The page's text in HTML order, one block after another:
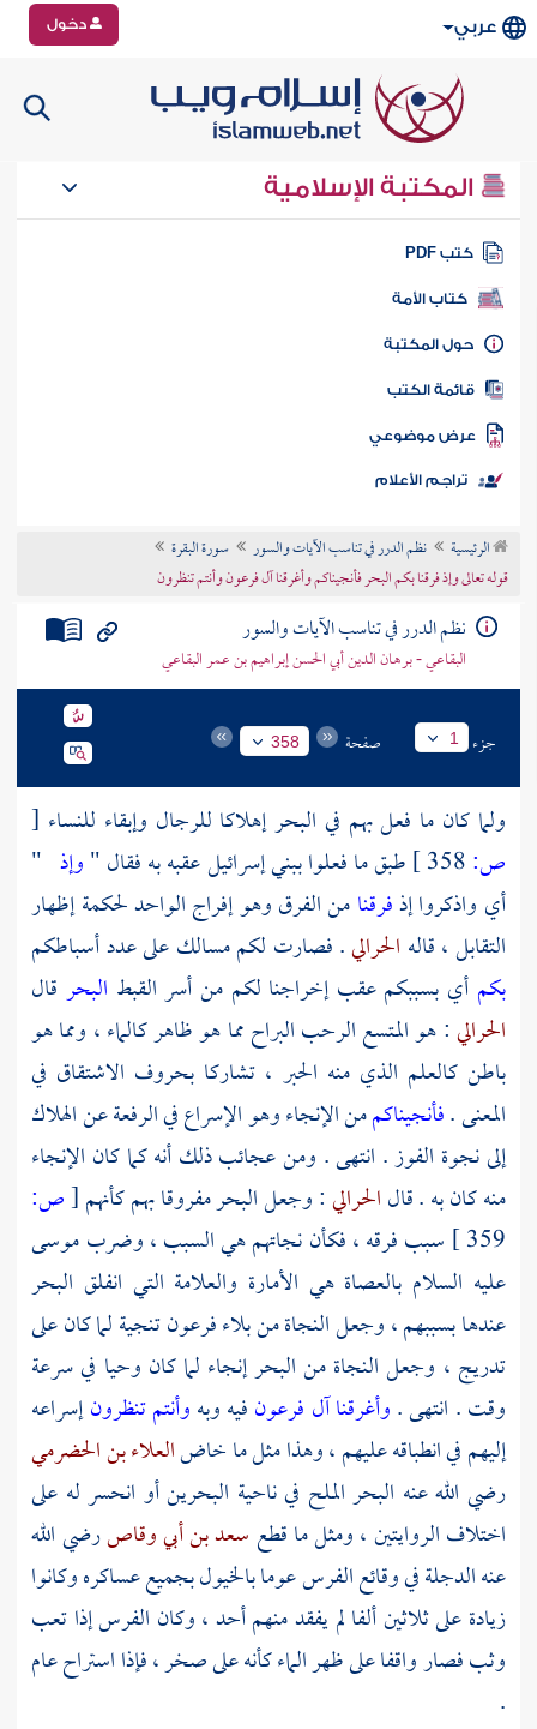
عربي دخول
المكتبة الإسلامية
كتب PDF
كتاب الأمة
المكتبة
الكتب
موضوعي
تراجم الأعلام
الرئيسية نظم الدرر في تناسب الآيات والسور
سورة البقرة
قوله تعالى وإذ فرقنا بكم البحر فأنجيناكم وأغرقنا آل فرعون وأنتم تنظرون
نظم الدرر في تناسب الآيات والسور
البقاعي - برهان الدين أبي الحسن إبراهيم بن عمر البقاعي
جزء 1 صفحة 358
ولما كان ما فعل بهم في البحر إهلاكا للرجال وإبقاء للنساء [
ص:
طبق ما فعلوا ببني إسرائيل عقبه به فقال "وإذ "
أي واذكروا إذفرقنامن الفرق وهو إفراج الواحد لحكمة إظهار
التقابل ، قاله الحرالي. فصارت لكم مسالك على عدد أسباطكم
بكم أي بسببكم عقب إخراجنا لكم من أسر القبط البحر قال
الحرالي: هو المتسع الرحب البراح مما هو ظاهر كالماء ، ومما هو
باطن كالعلم الذي منه الحبر ، تشاركا بحروف الاشتقاق في
المعنى .فأنجيناكممن الإنجاء وهو الإسراع في الرفعة عن الهلاك
إلى نجوة الفوز . انتهى . ومن عجائب ذلك أنه كما كان الإنجاء
منه كان به . قالالحرالي: وجعل البحر مفروقا بهم كأنهم[ص:
359 ] سبب فرقه ، فكأن نجاتهم هي السبب ، وضربموسى
عليه السلام بالعصاة هي الأمارة والعلامة التي انفلق البحر
عندها بسببهم ، وجعل النجاة من بلاءفرعونتنجية لما كان على
تدريج ، وجعل النجاة من البحر إنجاء لما كان وحيا في سرعة
وقت . انتهى .وأغرقنا آل فرعونفيه وبهوأنتم تنظرونإسراعه
إليهم في انطباقه عليهم ، وهذا مثل ما خاضالعلاء بن الحضرمي
رضي الله عنه البحر الملح في ناحية البحرينأو انحسر له على
اختلاف الروايتين ، ومثل ما قطع سعد بن أبي وقاصرضي الله
عنه الدجلة في وقائع الفرس عوما بالخيول بجميع عساكره وكانوا
زيادة على ثلاثين ألفا لم يفقد منهم أحد ، وكان الفرس إذا تعب
وثب فصار واقفا على ظهر الماء كأنه على صخر ، فإذا استراح عام
.